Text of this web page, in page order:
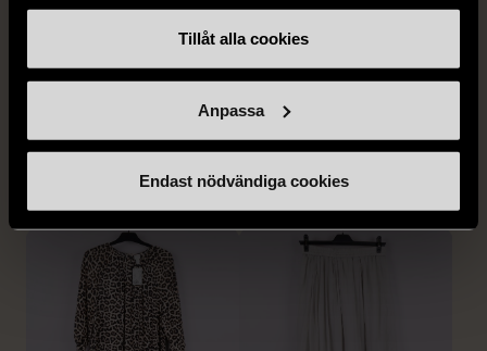
Tillåt alla cookies
Anpassa
Endast nödvändiga cookies
1/5
SNÖ of Sweden -
1/5
RODEBJER
Rodebjer - Mönstrad topp
M (38-40)
Mycket gott skick
399 kr